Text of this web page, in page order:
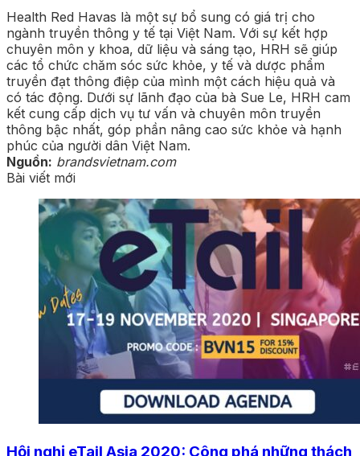
Health Red Havas là một sự bổ sung có giá trị cho
ngành truyền thông y tế tại Việt Nam. Với sự kết hợp
chuyên môn y khoa, dữ liệu và sáng tạo, HRH sẽ giúp
các tổ chức chăm sóc sức khỏe, y tế và dược phẩm
truyền đạt thông điệp của mình một cách hiệu quả và
có tác động. Dưới sự lãnh đạo của bà Sue Le, HRH cam
kết cung cấp dịch vụ tư vấn và chuyên môn truyền
thông bậc nhất, góp phần nâng cao sức khỏe và hạnh
phúc của người dân Việt Nam.
Nguồn: brandsvietnam.com
Bài viết mới
Hội nghị eTail Asia 2020: Công phá những thách